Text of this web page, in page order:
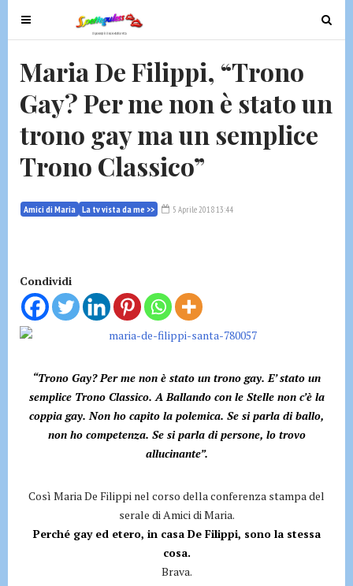
T
o
g
e
n
g
o
n
T
o
e
Maria De Filippi, “Trono
Gay? Per me non è stato un
trono gay ma un semplice
Trono Classico”
Amici di Maria La tv vista da me >> 5 Aprile 2018 13:44
Condividi
“Trono Gay? Per me non è stato un trono gay. E’ stato un
semplice Trono Classico. A Ballando con le Stelle non c’è la
coppia gay. Non ho capito la polemica. Se si parla di ballo,
non ho competenza. Se si parla di persone, lo trovo
allucinante”.
Così Maria De Filippi nel corso della conferenza stampa del
serale di Amici di Maria.
Perché gay ed etero, in casa De Filippi, sono la stessa
cosa.
Brava.